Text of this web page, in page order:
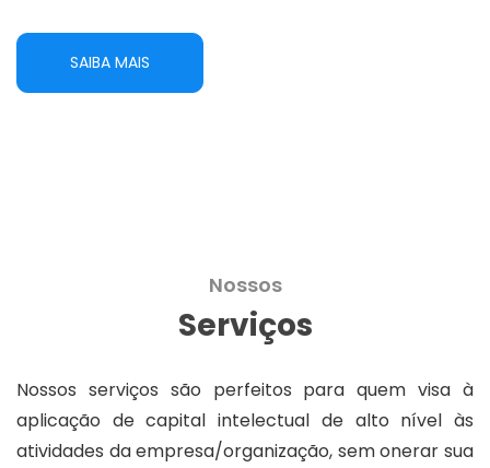
SAIBA MAIS
Nossos
Serviços
Nossos serviços são perfeitos para quem visa à
aplicação de capital intelectual de alto nível às
atividades da empresa/organização, sem onerar sua